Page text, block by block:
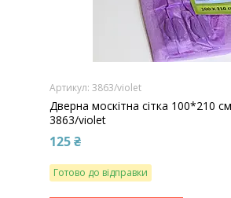
3863/violet
Дверна москітна сітка 100*210
3863/violet
125 ₴
Готово до відправки